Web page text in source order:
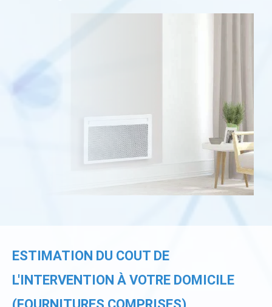
ESTIMATION DU COUT DE
L'INTERVENTION À VOTRE DOMICILE